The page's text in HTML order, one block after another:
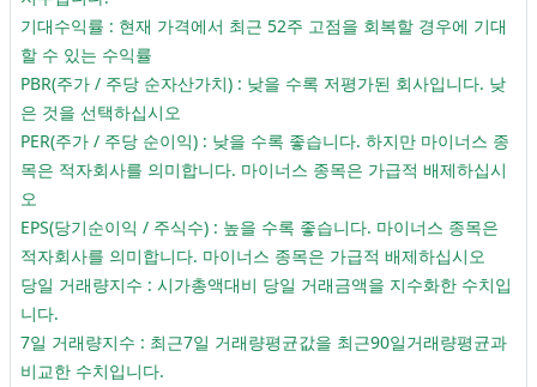
기대수익률 : 현재 가격에서 최근 52주 고점을 회복할 경우에 기대
할 수 있는 수익률
PBR(주가 / 주당 순자산가치) : 낮을 수록 저평가된 회사입니다. 낮
은 것을 선택하십시오
PER(주가 / 주당 순이익) : 낮을 수록 좋습니다. 하지만 마이너스 종
목은 적자회사를 의미합니다. 마이너스 종목은 가급적 배제하십시
오
EPS(당기순이익 / 주식수) : 높을 수록 좋습니다. 마이너스 종목은
적자회사를 의미합니다. 마이너스 종목은 가급적 배제하십시오
당일 거래량지수 : 시가총액대비 당일 거래금액을 지수화한 수치입
니다.
7일 거래량지수 : 최근7일 거래량평균값을 최근90일거래량평균과
비교한 수치입니다.